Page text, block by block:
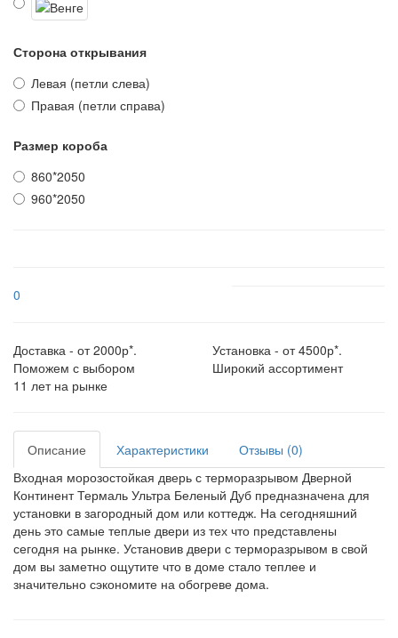
Сторона открывания
Левая (петли слева)
Правая (петли справа)
Размер короба
860*2050
960*2050
0
Доставка - от 2000р*.
Установка - от 4500р*.
Поможем с выбором
Широкий ассортимент
11 лет на рынке
Описание Характеристики
Отзывы (0)
Входная морозостойкая дверь с терморазрывом Дверной
Континент Термаль Ультра Беленый Дуб предназначена для
установки в загородный дом или коттедж. На сегодняшний
день это самые теплые двери из тех что представлены
сегодня на рынке. Установив двери с терморазрывом в свой
дом вы заметно ощутите что в доме стало теплее и
значительно сэкономите на обогреве дома.